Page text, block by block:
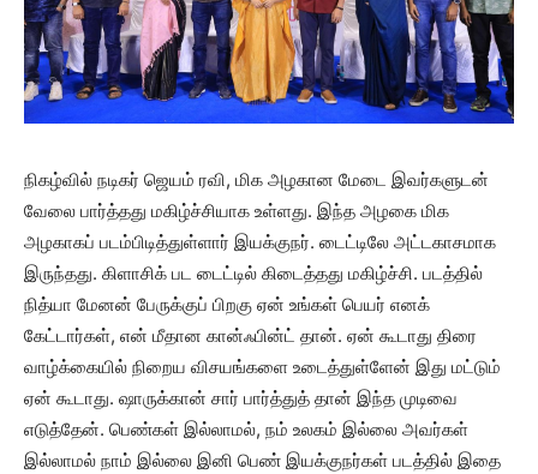
நிகழ்வில் நடிகர் ஜெயம் ரவி, மிக அழகான மேடை இவர்களுடன்
வேலை பார்த்தது மகிழ்ச்சியாக உள்ளது. இந்த அழகை மிக
அழகாகப் படம்பிடித்துள்ளார் இயக்குநர். டைட்டிலே அட்டகாசமாக
இருந்தது. கிளாசிக் பட டைட்டில் கிடைத்தது மகிழ்ச்சி. படத்தில்
நித்யா மேனன் பேருக்குப் பிறகு ஏன் உங்கள் பெயர் எனக்
கேட்டார்கள், என் மீதான கான்ஃபின்ட் தான். ஏன் கூடாது திரை
வாழ்க்கையில் நிறைய விசயங்களை உடைத்துள்ளேன் இது மட்டும்
ஏன் கூடாது. ஷாருக்கான் சார் பார்த்துத் தான் இந்த முடிவை
எடுத்தேன். பெண்கள் இல்லாமல், நம் உலகம் இல்லை அவர்கள்
இல்லாமல் நாம் இல்லை இனி பெண் இயக்குநர்கள் படத்தில் இதை